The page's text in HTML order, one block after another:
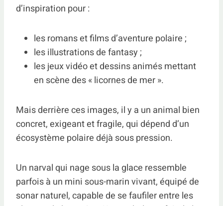
d’inspiration pour :
les romans et films d’aventure polaire ;
les illustrations de fantasy ;
les jeux vidéo et dessins animés mettant
en scène des « licornes de mer ».
Mais derrière ces images, il y a un animal bien
concret, exigeant et fragile, qui dépend d’un
écosystème polaire déjà sous pression.
Un narval qui nage sous la glace ressemble
parfois à un mini sous-marin vivant, équipé de
sonar naturel, capable de se faufiler entre les